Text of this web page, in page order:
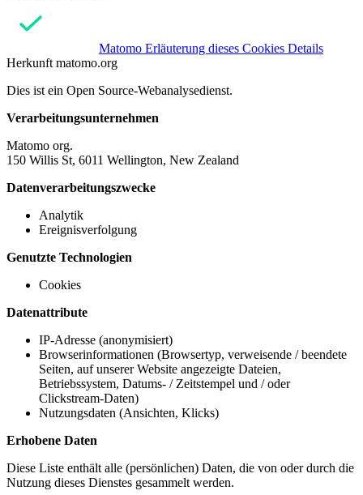
Matomo Erläuterung dieses Cookies Details
Herkunft matomo.org
Dies ist ein Open Source-Webanalysedienst.
Verarbeitungsunternehmen
Matomo org.
150 Willis St, 6011 Wellington, New Zealand
Datenverarbeitungszwecke
Analytik
Ereignisverfolgung
Genutzte Technologien
Cookies
Datenattribute
IP-Adresse (anonymisiert)
Browserinformationen (Browsertyp, verweisende / beendete
Seiten, auf unserer Website angezeigte Dateien,
Betriebssystem, Datums- / Zeitstempel und / oder
Clickstream-Daten)
Nutzungsdaten (Ansichten, Klicks)
Erhobene Daten
Diese Liste enthält alle (persönlichen) Daten, die von oder durch die
Nutzung dieses Dienstes gesammelt werden.